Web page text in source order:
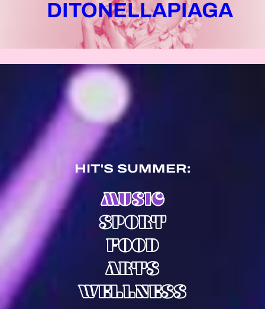
DITONELLAPIAGA
HIT'S SUMMER:
MUSIC
SPORT
FOOD
ARTS
WELLNESS